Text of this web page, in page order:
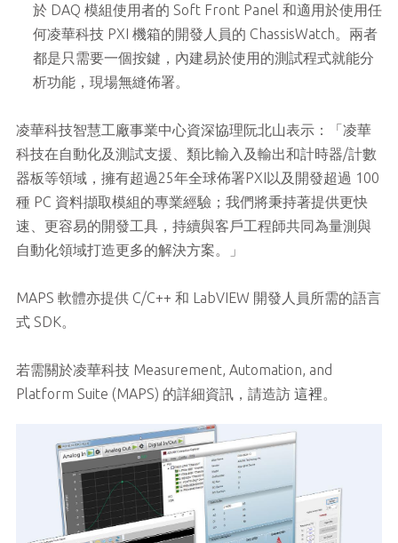
於 DAQ 模組使用者的 Soft Front Panel 和適用於使用任
何凌華科技 PXI 機箱的開發人員的 ChassisWatch。兩者
都是只需要一個按鍵，內建易於使用的測試程式就能分
析功能，現場無縫佈署。
凌華科技智慧工廠事業中心資深協理阮北山表示：「凌華
科技在自動化及測試支援、類比輸入及輸出和計時器/計數
器板等領域，擁有超過25年全球佈署PXI以及開發超過 100
種 PC 資料擷取模組的專業經驗；我們將秉持著提供更快
速、更容易的開發工具，持續與客戶工程師共同為量測與
自動化領域打造更多的解決方案。」
MAPS 軟體亦提供 C/C++ 和 LabVIEW 開發人員所需的語言
式 SDK。
若需關於凌華科技 Measurement, Automation, and
Platform Suite (MAPS) 的詳細資訊，請造訪 這裡